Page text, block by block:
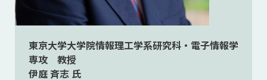
東京大学大学院情報理工学系研究科・電子情報学
専攻 教授
伊庭 斉志 氏